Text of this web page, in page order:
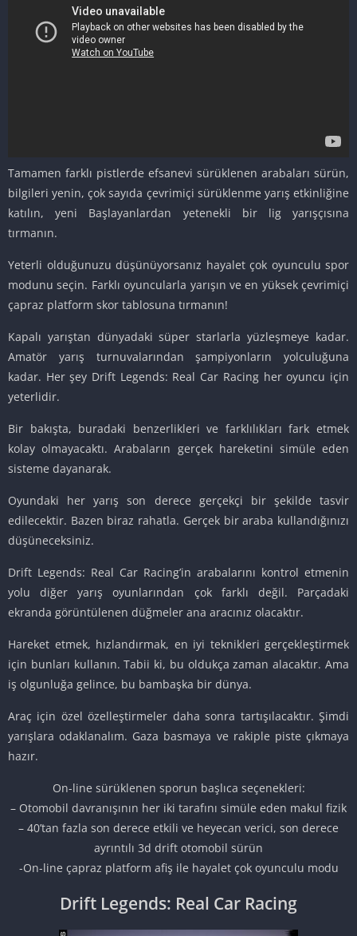
Tamamen farklı pistlerde efsanevi sürüklenen arabaları sürün,
bilgileri yenin, çok sayıda çevrimiçi sürüklenme yarış etkinliğine
katılın, yeni Başlayanlardan yetenekli bir lig yarışçısına
tırmanın.
Yeterli olduğunuzu düşünüyorsanız hayalet çok oyunculu spor
modunu seçin. Farklı oyuncularla yarışın ve en yüksek çevrimiçi
çapraz platform skor tablosuna tırmanın!
Kapalı yarıştan dünyadaki süper starlarla yüzleşmeye kadar.
Amatör yarış turnuvalarından şampiyonların yolculuğuna
kadar. Her şey Drift Legends: Real Car Racing her oyuncu için
yeterlidir.
Bir bakışta, buradaki benzerlikleri ve farklılıkları fark etmek
kolay olmayacaktı. Arabaların gerçek hareketini simüle eden
sisteme dayanarak.
Oyundaki her yarış son derece gerçekçi bir şekilde tasvir
edilecektir. Bazen biraz rahatla. Gerçek bir araba kullandığınızı
düşüneceksiniz.
Drift Legends: Real Car Racing’in arabalarını kontrol etmenin
yolu diğer yarış oyunlarından çok farklı değil. Parçadaki
ekranda görüntülenen düğmeler ana aracınız olacaktır.
Hareket etmek, hızlandırmak, en iyi teknikleri gerçekleştirmek
için bunları kullanın. Tabii ki, bu oldukça zaman alacaktır. Ama
iş olgunluğa gelince, bu bambaşka bir dünya.
Araç için özel özelleştirmeler daha sonra tartışılacaktır. Şimdi
yarışlara odaklanalım. Gaza basmaya ve rakiple piste çıkmaya
hazır.
On-line sürüklenen sporun başlıca seçenekleri​:
– Otomobil davranışının her iki tarafını simüle eden makul fizik
– 40’tan fazla son derece etkili ve heyecan verici, son derece
ayrıntılı 3d drift otomobil sürün
-On-line çapraz platform afiş ile hayalet çok oyunculu modu
Drift Legends: Real Car Racing